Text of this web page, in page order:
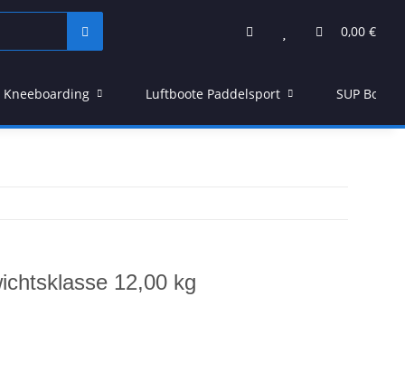
0,00 €
Kneeboarding Luftboote Paddelsport SUP Board
12,00 kg